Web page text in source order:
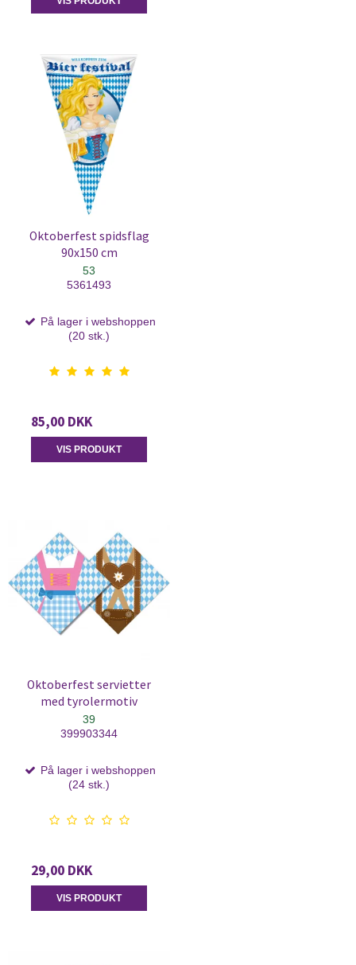
Oktoberfest spidsflag
90x150 cm
53
5361493
På lager i webshoppen
(20 stk.)
85,00 DKK
VIS PRODUKT
Oktoberfest servietter
med tyrolermotiv
39
399903344
På lager i webshoppen
(24 stk.)
29,00 DKK
VIS PRODUKT